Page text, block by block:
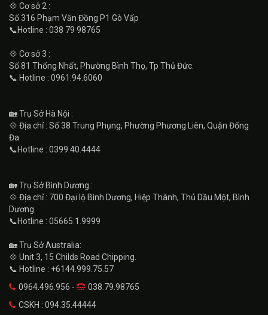
💠 Cơ sở 2 :
Số 316 Phạm Văn Đồng P1 Gò Vấp
📞Hotline : 038 79 98765
💠 Cơ sở 3 :
Số 81 Thống Nhất, Phường Bình Thọ, Tp Thủ Đức.
📞 Hotline : 0961.94.6060
🏡 Trụ Sở Hà Nội :
💠 Địa chỉ : Số 38 Trung Phụng, Phường Phương Liên, Quận Đống
Đa
📞Hotline : 0399.40.4444
🏡 Trụ Sở Bình Dương :
💠 Địa chỉ : 700 Đại lộ Bình Dương, Hiệp Thành, Thủ Dầu Một, Bình
Dương
📞Hotline : 05665.1.9999
🏡 Trụ Sở Australia:
💠 Unit 3, 15 Childs Road Chipping.
📞 Hotline : +6144.999.75.57
0964.496.956 -
038.79.98765
CSKH : 094.35.44444